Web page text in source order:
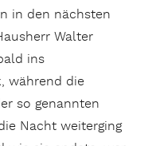
in den nächsten
Walter
ins
während die
so genannten
Nacht weiterging